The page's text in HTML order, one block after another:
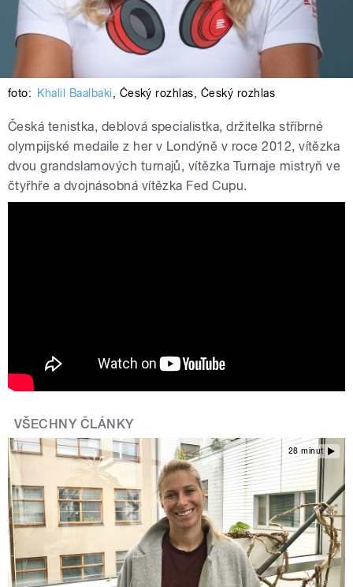
foto: Khalil Baalbaki, Český rozhlas, Český rozhlas
Česká tenistka, deblová specialistka, držitelka stříbrné
olympijské medaile z her v Londýně v roce 2012, vítězka
dvou grandslamových turnajů, vítězka Turnaje mistryň ve
čtyřhře a dvojnásobná vítězka Fed Cupu.
VŠECHNY ČLÁNKY
28 minut